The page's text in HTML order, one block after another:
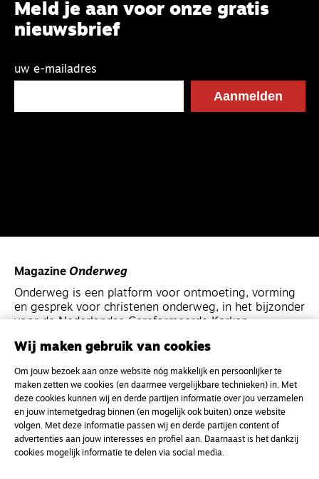
Meld je aan voor onze gratis
nieuwsbrief
uw e-mailadres
Magazine Onderweg
Onderweg is een platform voor ontmoeting, vorming
en gesprek voor christenen onderweg, in het bijzonder
voor de Nederlandse Gereformeerde Kerken.
Kvk-nummer 33277063
NL46 INGB 0117 5827 86
info@onderwegonline.nl
Wij maken gebruik van cookies
Om jouw bezoek aan onze website nóg makkelijk en persoonlijker te
maken zetten we cookies (en daarmee vergelijkbare technieken) in. Met
deze cookies kunnen wij en derde partijen informatie over jou verzamelen
en jouw internetgedrag binnen (en mogelijk ook buiten) onze website
volgen. Met deze informatie passen wij en derde partijen content of
advertenties aan jouw interesses en profiel aan. Daarnaast is het dankzij
cookies mogelijk informatie te delen via social media.